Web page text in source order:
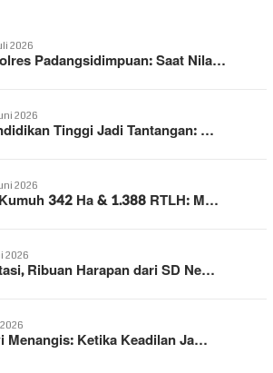
2026
Padangsidimpuan: Saat Nila…
2026
Tinggi Jadi Tantangan: …
2026
342 Ha & 1.388 RTLH: M…
2026
Ribuan Harapan dari SD Ne…
Menangis: Ketika Keadilan Ja…